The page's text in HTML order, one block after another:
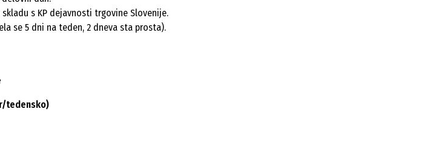
s KP dejavnosti trgovine Slovenije.
se 5 dni na teden, 2 dneva sta prosta).
tedensko)